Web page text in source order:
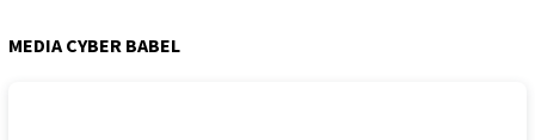
MEDIA CYBER BABEL